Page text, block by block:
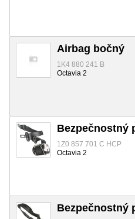
Airbag bočný
1K4 880 241 B
Octavia 2
Bezpečnostný
1Z0 857 701 C HCP
Octavia 2
Bezpečnostný